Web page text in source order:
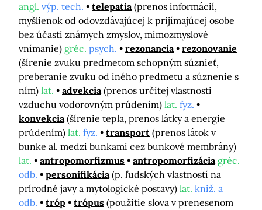
angl. výp. tech. telepatia (prenos informácií,
myšlienok od odovzdávajúcej k prijímajúcej osobe
bez účasti známych zmyslov, mimozmyslové
vnímanie) gréc. psych. rezonancia
rezonovanie
(šírenie zvuku predmetom schopným súznieť,
preberanie zvuku od iného predmetu a súznenie s
ním) lat. advekcia (prenos určitej vlastnosti
vzduchu vodorovným prúdením) lat. fyz.
konvekcia (šírenie tepla, prenos látky a energie
prúdením) lat. fyz. transport (prenos látok v
bunke al. medzi bunkami cez bunkové membrány)
lat.
antropomorfizmus antropomorfizácia gréc.
odb.
personifikácia (p. ľudských vlastností na
prírodné javy a mytologické postavy) lat. kniž. a
odb.
tróp trópus (použitie slova v prenesenom